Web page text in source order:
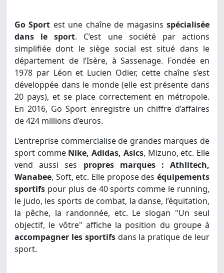
Go Sport est une chaîne de magasins spécialisée
dans le sport. C’est une société par actions
simplifiée dont le siège social est situé dans le
département de l’Isère, à Sassenage. Fondée en
1978 par Léon et Lucien Odier, cette chaîne s’est
développée dans le monde (elle est présente dans
20 pays), et se place correctement en métropole.
En 2016, Go Sport enregistre un chiffre d’affaires
de 424 millions d’euros.
L’entreprise commercialise de grandes marques de
sport commeNike, Adidas, Asics, Mizuno, etc. Elle
vend aussi ses propres marques : Athlitech,
Wanabee, Soft, etc. Elle propose des équipements
sportifs pour plus de 40 sports comme le running,
le judo, les sports de combat, la danse, l’équitation,
la pêche, la randonnée, etc. Le slogan "Un seul
objectif, le vôtre" affiche la position du groupe à
accompagner les sportifs dans la pratique de leur
sport.